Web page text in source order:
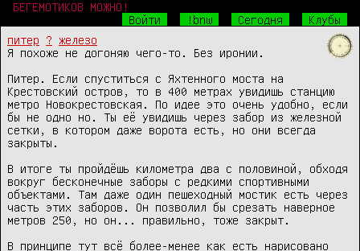
БЕГЕМОТИКОВ МОЖНО!
Войти
!bnw Сегодня
Клубы
питер
?
железо
Я похоже не догоняю чего-то. Без иронии.
Питер. Если спуститься с Яхтенного моста на
Крестовский остров, то в 400 метрах увидишь станцию
метро Новокрестовская. По идее это очень удобно, если
бы не одно но. Ты её увидишь через забор из железной
сетки, в котором даже ворота есть, но они всегда
закрыты.
В итоге ты пройдёшь километра два с половиной, обходя
вокруг бесконечные заборы с редкими спортивными
объектами. Там даже один пешеходный мостик есть через
часть этих заборов. Он позволил бы срезать наверное
метров 250, но он... правильно, тоже закрыт.